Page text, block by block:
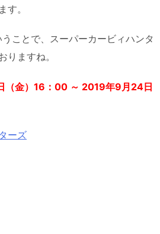
。
ことで、スーパーカービィハンタ
ますね。
（金）16：00 ～ 2019年9月24日
ーズ